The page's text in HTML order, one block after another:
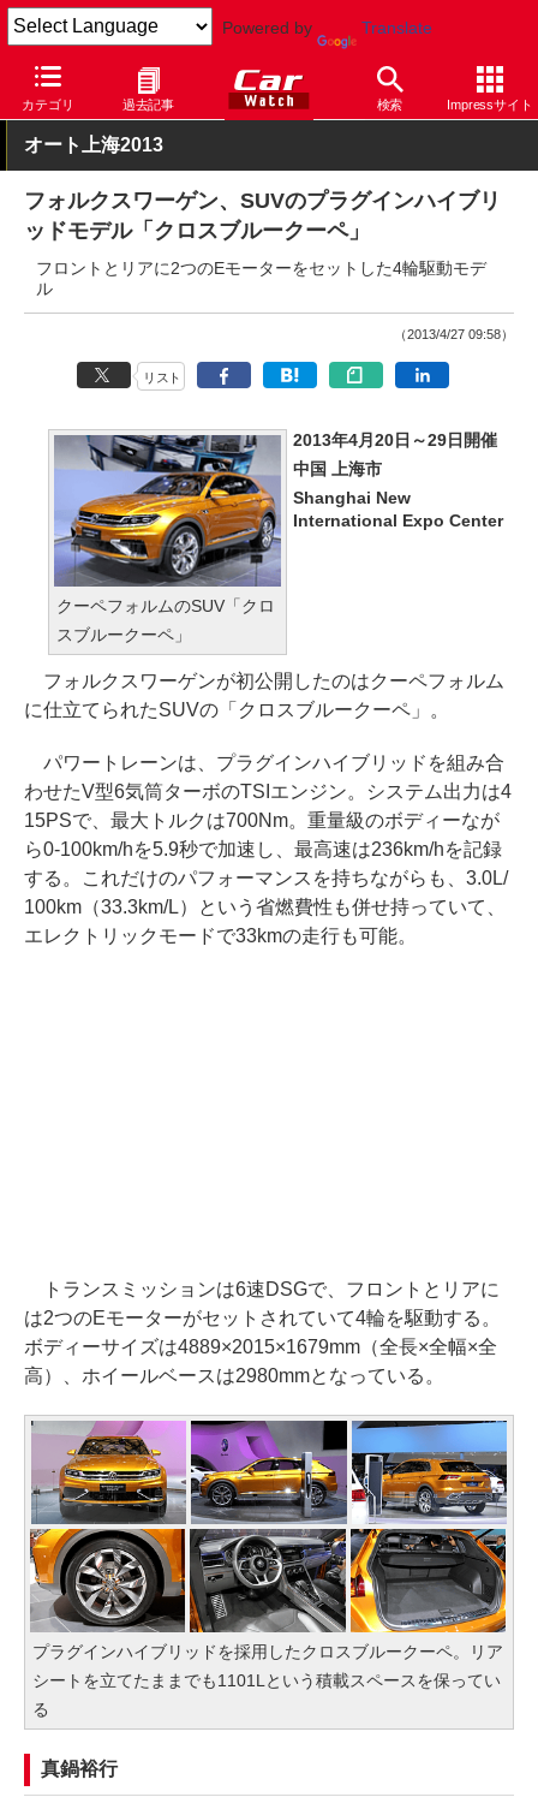
Powered by Translate
カテゴリ 過去記事 検索 Impressサイト
Car Watch イベント 上海ショー 2013
オート上海2013
フォルクスワーゲン、SUVのプラグインハイブリ
ッドモデル「クロスブルークーペ」
フロントとリアに2つのEモーターをセットした4輪駆動モデ
ル
（2013/4/27 09:58）
リスト
クーペフォルムのSUV「クロ
スブルークーペ」
2013年4月20日～29日開催
中国 上海市
Shanghai New
International Expo Center
フォルクスワーゲンが初公開したのはクーペフォルム
に仕立てられたSUVの「クロスブルークーペ」。
パワートレーンは、プラグインハイブリッドを組み合
わせたV型6気筒ターボのTSIエンジン。システム出力は4
15PSで、最大トルクは700Nm。重量級のボディーなが
ら0-100km/hを5.9秒で加速し、最高速は236km/hを記録
する。これだけのパフォーマンスを持ちながらも、3.0L/
100km（33.3km/L）という省燃費性も併せ持っていて、
エレクトリックモードで33kmの走行も可能。
トランスミッションは6速DSGで、フロントとリアに
は2つのEモーターがセットされていて4輪を駆動する。
ボディーサイズは4889×2015×1679mm（全長×全幅×全
高）、ホイールベースは2980mmとなっている。
プラグインハイブリッドを採用したクロスブルークーペ。リア
シートを立てたままでも1101Lという積載スペースを保ってい
る
真鍋裕行